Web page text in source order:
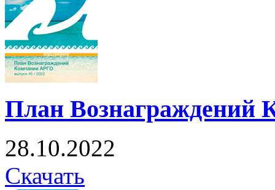
План Вознаграждений
28.10.2022
Скачать